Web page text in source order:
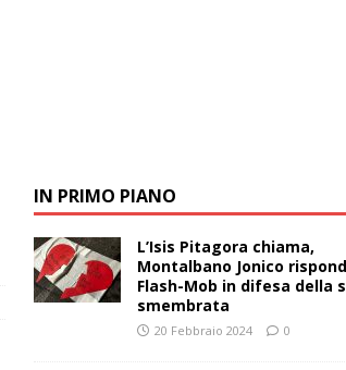
IN PRIMO PIANO
L’Isis Pitagora chiama,
Montalbano Jonico
Flash-Mob in difesa della
smembrata
20 Febbraio 2024 0